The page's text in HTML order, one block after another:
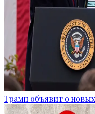
Трамп объявит о